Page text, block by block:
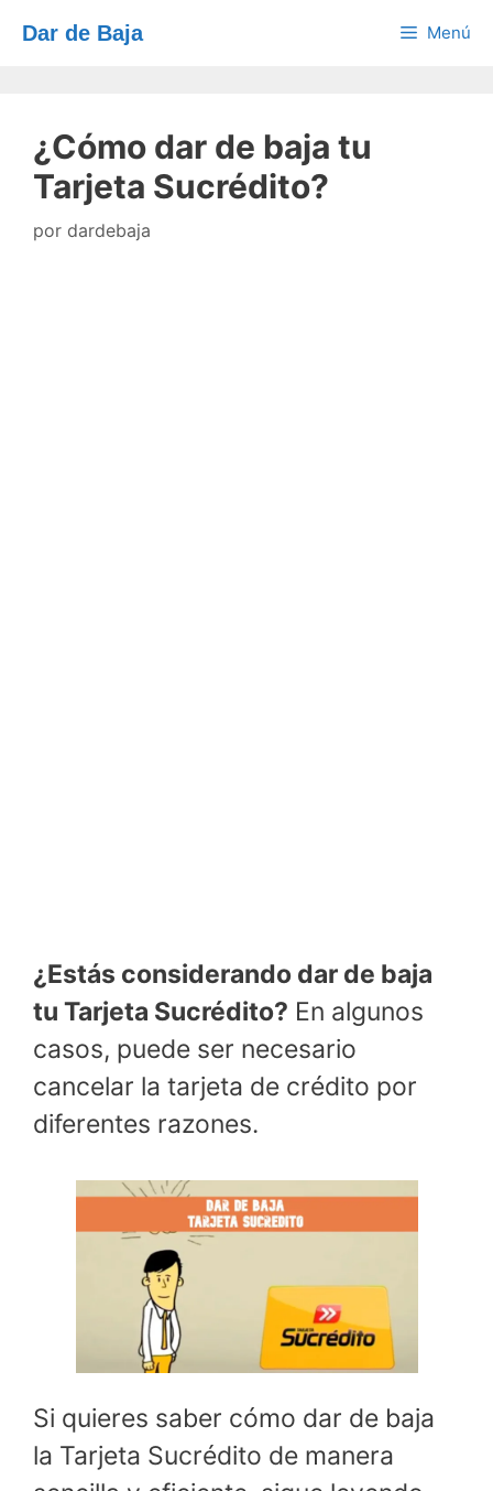
Dar de Baja Menú
¿Cómo dar de baja tu
Tarjeta Sucrédito?
por dardebaja
¿Estás considerando dar de baja
tu Tarjeta Sucrédito? En algunos
casos, puede ser necesario
cancelar la tarjeta de crédito por
diferentes razones.
Si quieres saber cómo dar de baja
la Tarjeta Sucrédito de manera